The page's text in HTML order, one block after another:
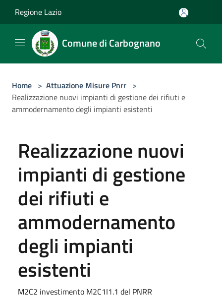
Regione Lazio
Comune di Carbognano
Home > Attuazione Misure Pnrr >
Realizzazione nuovi impianti di gestione dei rifiuti e
ammodernamento degli impianti esistenti
Realizzazione nuovi
impianti di gestione
dei rifiuti e
ammodernamento
degli impianti
esistenti
M2C2 investimento M2C1I1.1 del PNRR